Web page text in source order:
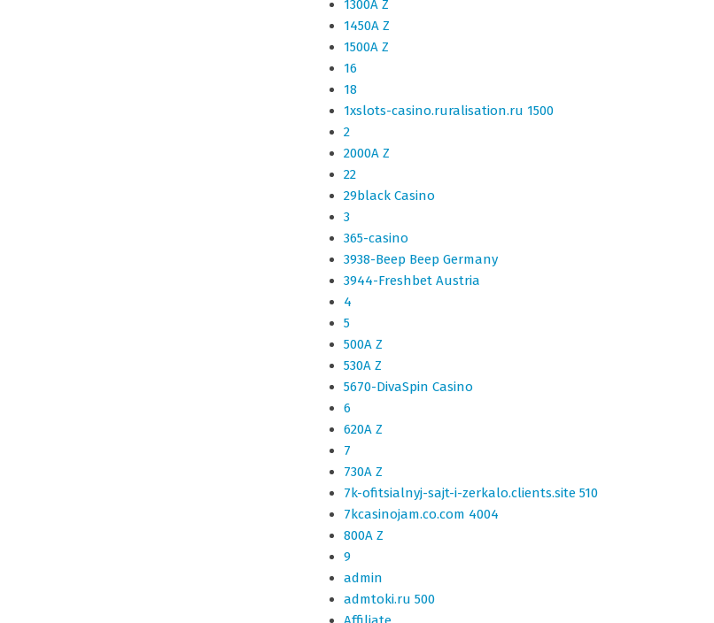
1300A Z
1450A Z
1500A Z
16
18
1xslots-casino.ruralisation.ru 1500
2
2000A Z
22
29black Casino
3
365-casino
3938-Beep Beep Germany
3944-Freshbet Austria
4
5
500A Z
530A Z
5670-DivaSpin Casino
6
620A Z
7
730A Z
7k-ofitsialnyj-sajt-i-zerkalo.clients.site 510
7kcasinojam.co.com 4004
800A Z
9
admin
admtoki.ru 500